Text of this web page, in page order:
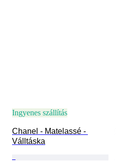
Ingyenes szállítás
Chanel - Matelassé -
Válltáska